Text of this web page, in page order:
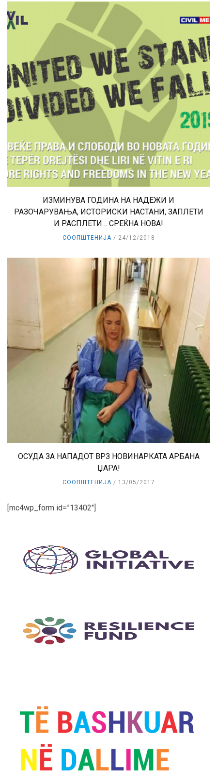
ИЗМИНУВА ГОДИНА НА НАДЕЖИ И
РАЗОЧАРУВАЊА, ИСТОРИСКИ НАСТАНИ, ЗАПЛЕТИ
И РАСПЛЕТИ… СРЕЌНА НОВА!
СООПШТЕНИЈА 24/12/2018
ОСУДА ЗА НАПАДОТ ВРЗ НОВИНАРКАТА АРБАНА
ЏАРА!
СООПШТЕНИЈА 13/05/2017
[mc4wp_form id=”13402″]